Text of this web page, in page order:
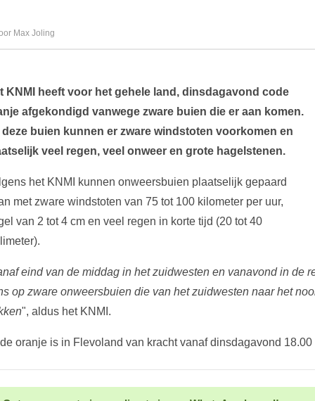
Max Joling
KNMI heeft voor het gehele land, dinsdagavond code
afgekondigd vanwege zware buien die er aan komen.
buien kunnen er zware windstoten voorkomen en
veel regen, veel onweer en grote hagelstenen.
het KNMI kunnen onweersbuien plaatselijk gepaard
met zware windstoten van 75 tot 100 kilometer per uur,
van 2 tot 4 cm en veel regen in korte tijd (20 tot 40
eind van de middag in het zuidwesten en vanavond in de
op zware onweersbuien die van het zuidwesten naar het
", aldus het KNMI.
oranje is in Flevoland van kracht vanaf dinsdagavond 18.00